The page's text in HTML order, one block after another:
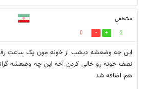
مشطفی
2
0
این چه وضعشه دیشب از خونه مون یک ساعت
نصف خونه رو خالی کردن آخه این چه وضعشه
هم اضافه شد